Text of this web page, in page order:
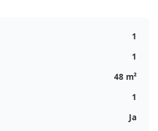
1
1
48 m²
1
Ja